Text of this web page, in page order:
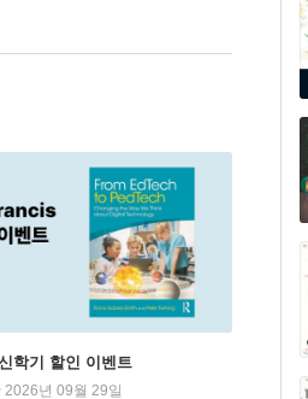
학기 할인 이벤트
년 09월 29일